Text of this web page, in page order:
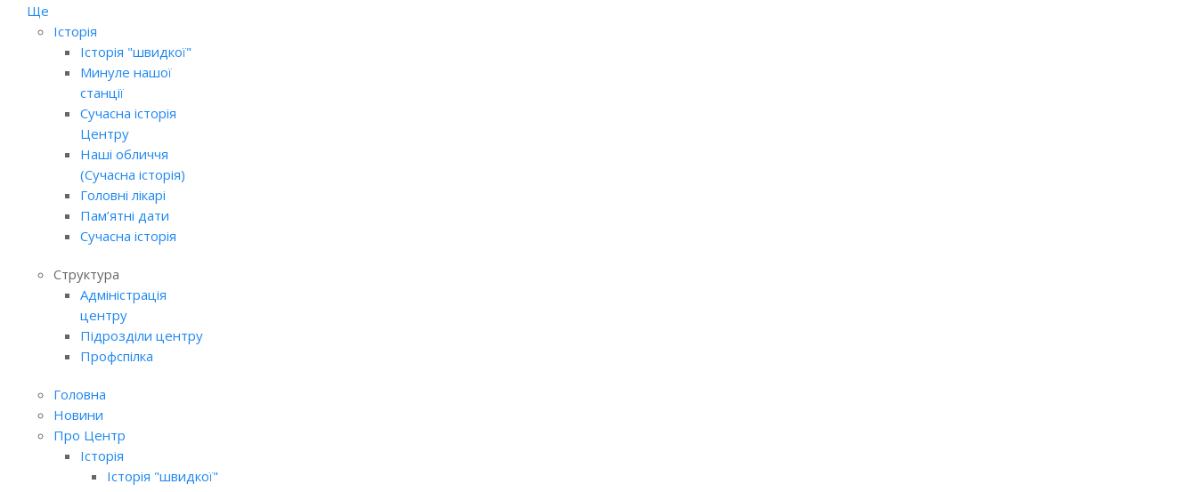
Ще
Історія
Історія "швидкої"
Минуле нашої
станції
Сучасна історія
Центру
Наші обличчя
(Сучасна історія)
Головні лікарі
Пам’ятні дати
Сучасна історія
Структура
Адміністрація
центру
Підрозділи центру
Профспілка
Головна
Новини
Про Центр
Історія
Історія "швидкої"